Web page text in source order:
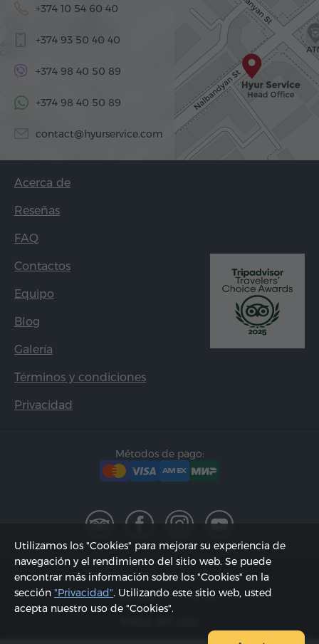
+374 10 54 60 40
+374 93 50 40 40
+374 98 40 50 89
+374 98 40 50 89
contact@hyurservice.com
Acerca de
Reseñas
FAQ
Contactos
Equipo
Blog
Galería
Términos y condiciones
Privacidad
Métodos de pago:
2002 - 2026, © "Hyur Service" SRL;
Actualizado 08.08.2026
Utilizamos los "Cookies" para mejorar su experiencia de
navegación y el rendimiento del sitio web. Se puede
encontrar más información sobre los "Cookies" en la
sección "Privacidad". Utilizando este sitio web, usted
acepta nuestro uso de "Cookies".